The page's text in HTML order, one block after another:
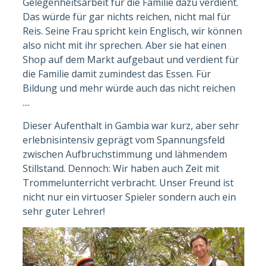
Das würde für gar nichts reichen, nicht mal für
Reis. Seine Frau spricht kein Englisch, wir können
also nicht mit ihr sprechen. Aber sie hat einen
Shop auf dem Markt aufgebaut und verdient für
die Familie damit zumindest das Essen. Für
Bildung und mehr würde auch das nicht reichen
....
Dieser Aufenthalt in Gambia war kurz, aber sehr
erlebnisintensiv geprägt vom Spannungsfeld
zwischen Aufbruchstimmung und lähmendem
Stillstand. Dennoch: Wir haben auch Zeit mit
Trommelunterricht verbracht. Unser Freund ist
nicht nur ein virtuoser Spieler sondern auch ein
sehr guter Lehrer!